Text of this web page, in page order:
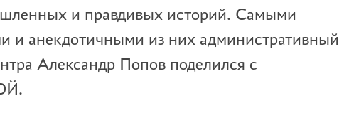
и правдивых историй. Самыми
и анекдотичными из них административный
Александр Попов поделился с